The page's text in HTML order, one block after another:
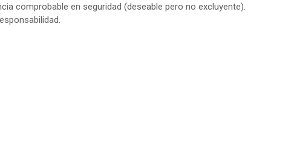
comprobable en seguridad (deseable pero no excluyente).